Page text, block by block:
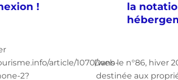
!
article/1070/web-
2?
la
Dans le n°86, hiver
destinée aux